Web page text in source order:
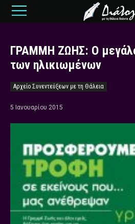
ΓΡΑΜΜΗ ΖΩΗΣ: O
των ηλικιωμένων
Αρχείο Συνεντεύξεων με τη Θάλεια
5 Ιανουαρίου 2015